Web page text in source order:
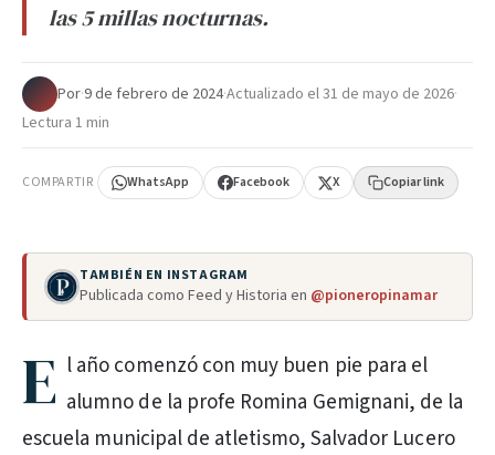
las 5 millas nocturnas.
Por·9 de febrero de 2024·Actualizado el31 de mayo de 2026·
Lectura 1 min
COMPARTIR WhatsApp Facebook X Copiar link
TAMBIÉN EN INSTAGRAM
Publicada como Feed y Historia en @pioneropinamar
E l año comenzó con muy buen pie para el
alumno de la profe Romina Gemignani, de la
escuela municipal de atletismo, Salvador Lucero